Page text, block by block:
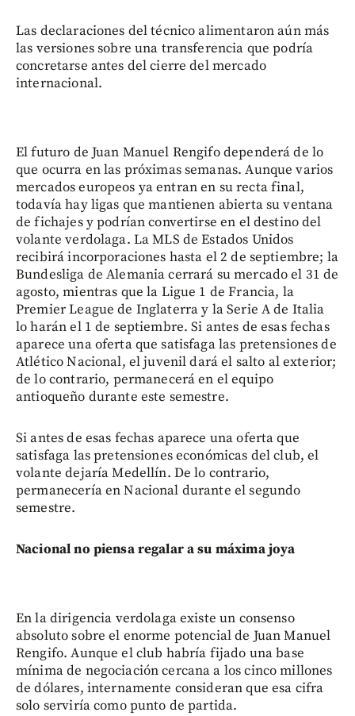
Las declaraciones del técnico alimentaron aún más
las versiones sobre una transferencia que podría
concretarse antes del cierre del mercado
internacional.
El futuro de Juan Manuel Rengifo dependerá de lo
que ocurra en las próximas semanas. Aunque varios
mercados europeos ya entran en su recta final,
todavía hay ligas que mantienen abierta su ventana
de fichajes y podrían convertirse en el destino del
volante verdolaga. La MLS de Estados Unidos
recibirá incorporaciones hasta el 2 de septiembre; la
Bundesliga de Alemania cerrará su mercado el 31 de
agosto, mientras que la Ligue 1 de Francia, la
Premier League de Inglaterra y la Serie A de Italia
lo harán el 1 de septiembre. Si antes de esas fechas
aparece una oferta que satisfaga las pretensiones de
Atlético Nacional, el juvenil dará el salto al exterior;
de lo contrario, permanecerá en el equipo
antioqueño durante este semestre.
Si antes de esas fechas aparece una oferta que
satisfaga las pretensiones económicas del club, el
volante dejaría Medellín. De lo contrario,
permanecería en Nacional durante el segundo
semestre.
Nacional no piensa regalar a su máxima joya
En la dirigencia verdolaga existe un consenso
absoluto sobre el enorme potencial de Juan Manuel
Rengifo. Aunque el club habría fijado una base
mínima de negociación cercana a los cinco millones
de dólares, internamente consideran que esa cifra
solo serviría como punto de partida.